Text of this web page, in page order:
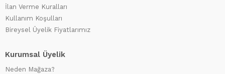
İlan Verme Kuralları
Kullanım Koşulları
Bireysel Üyelik Fiyatlarımız
Kurumsal Üyelik
Neden Mağaza?